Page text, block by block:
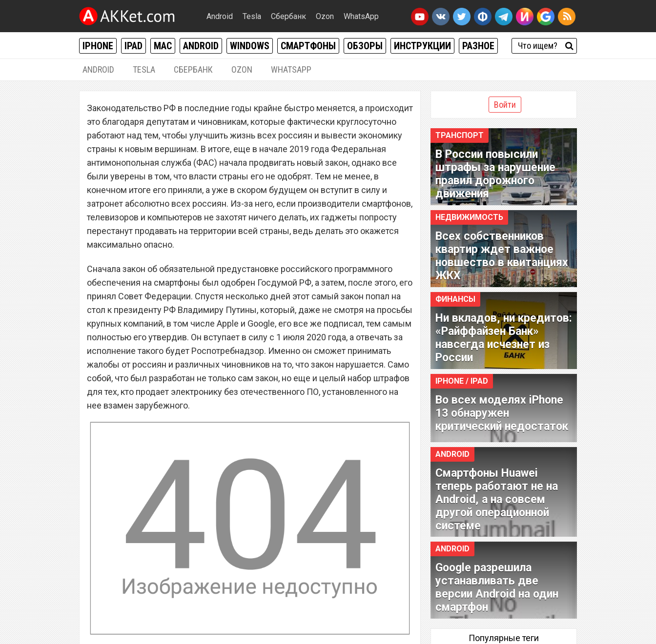
Android Tesla Сбербанк Ozon WhatsApp
IPHONE IPAD MAC ANDROID WINDOWS СМАРТФОНЫ ОБЗОРЫ ИНСТРУКЦИИ РАЗНОЕ
ANDROID TESLA СБЕРБАНК OZON WHATSAPP
Владимир Путин запретил смартфоны
Samsung, Apple, Xiaomi и Huawei
Законодательство РФ в последние годы крайне быстро меняется, а происходит
это благодаря депутатам и чиновникам, которые фактически круглосуточно
работают над тем, чтобы улучшить жизнь всех россиян и вывести экономику
страны к новым вершинам. В итоге, еще в начале 2019 года Федеральная
антимонопольная служба (ФАС) начала продвигать новый закон, однако все
были уверены в том, что власти страны его не одобрят. Тем не менее, в
конечном итоге его приняли, а уже в скором будущем он вступит в силу и
затронет абсолютно всех россиян. Из-за него, если производители смартфонов,
телевизоров и компьютеров не захотят ничего делать, их гаджеты попросту
перестанут продавать на территории всей страны, ведь делать это окажется
максимально опасно.
Сначала закон об обязательной предустановке российского программного
обеспечения на смартфоны был одобрен Госдумой РФ, а затем, после этого, его
принял Совет Федерации. Спустя несколько дней этот самый закон попал на
стол к президенту РФ Владимиру Путины, который, даже не смотря на просьбы
крупных компаний, в том числе Apple и Google, его все же подписал, тем самым
полностью его утвердив. Он вступает в силу с 1 июля 2020 года, а отвечать за
исполнение такого будет Роспотребнадзор. Именно он сможет принимать
жалобы от россиян и различных чиновников на то, что закон нарушается. Само
собой, что был разработан не только сам закон, но еще и целый набор штрафов
для тех, кто продает электронику без отечественного ПО, установленного на
нее взамен зарубежного.
Войти
ТРАНСПОРТ
В России повысили
штрафы за нарушение
правил дорожного
движения
НЕДВИЖИМОСТЬ
Всех собственников
квартир ждет важное
новшество в квитанциях
ЖКХ
ФИНАНСЫ
Ни вкладов, ни кредитов:
«Райффайзен Банк»
навсегда исчезнет из
России
IPHONE / IPAD
Во всех моделях iPhone
13 обнаружен
критический недостаток
ANDROID
Смартфоны Huawei
теперь работают не на
Android, а на совсем
другой операционной
системе
ANDROID
Google разрешила
устанавливать две
версии Android на один
смартфон
Популярные теги